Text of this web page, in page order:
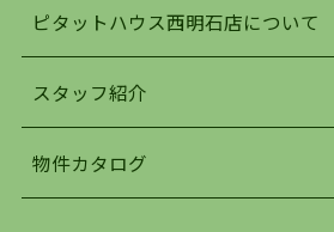
明石駅・西明石駅を中心に、明
でお部屋探している方は、ぜひ
お探しになってください。弊社
を行っており地域最大級の情報
ります。店頭で限られた物件を
ピタットハウス西明石店について
スタッフ紹介
物件カタログ